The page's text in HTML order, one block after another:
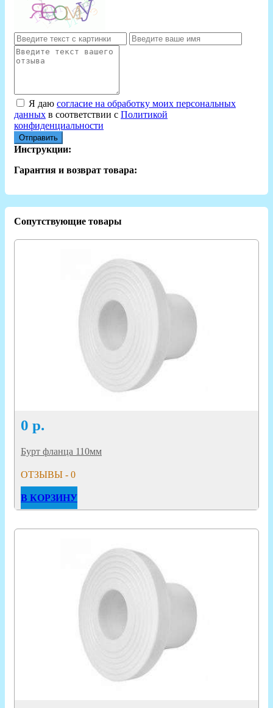
Я даю согласие на обработку моих персональных
данных в соответствии с Политикой
конфиденциальности
Отправить
Инструкции:
Гарантия и возврат товара:
Сопутствующие товары
0 р.
Бурт фланца 110мм
ОТЗЫВЫ - 0
В КОРЗИНУ